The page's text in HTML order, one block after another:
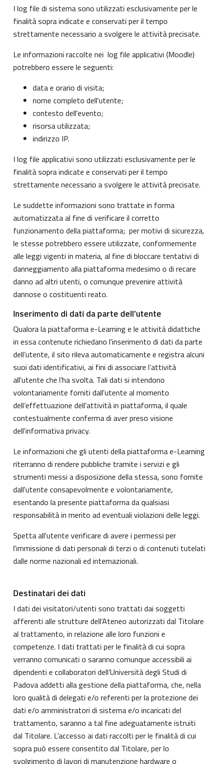
I log file di sistema sono utilizzati esclusivamente per le
finalità sopra indicate e conservati per il tempo
strettamente necessario a svolgere le attività precisate.
Le informazioni raccolte nei log file applicativi (Moodle)
potrebbero essere le seguenti:
data e orario di visita;
nome completo dell'utente;
contesto dell'evento;
risorsa utilizzata;
indirizzo IP.
I log file applicativi sono utilizzati esclusivamente per le
finalità sopra indicate e conservati per il tempo
strettamente necessario a svolgere le attività precisate.
Le suddette informazioni sono trattate in forma
automatizzata al fine di verificare il corretto
funzionamento della piattaforma; per motivi di sicurezza,
le stesse potrebbero essere utilizzate, conformemente
alle leggi vigenti in materia, al fine di bloccare tentativi di
danneggiamento alla piattaforma medesimo o di recare
danno ad altri utenti, o comunque prevenire attività
dannose o costituenti reato.
Inserimento di dati da parte dell’utente
Qualora la piattaforma e-Learning e le attività didattiche
in essa contenute richiedano l'inserimento di dati da parte
dell’utente, il sito rileva automaticamente e registra alcuni
suoi dati identificativi, ai fini di associare l’attività
all'utente che l’ha svolta. Tali dati si intendono
volontariamente forniti dall'utente al momento
dell’effettuazione dell’attività in piattaforma, il quale
contestualmente conferma di aver preso visione
dell'informativa privacy.
Le informazioni che gli utenti della piattaforma e-Learning
riterranno di rendere pubbliche tramite i servizi e gli
strumenti messi a disposizione della stessa, sono fornite
dall'utente consapevolmente e volontariamente,
esentando la presente piattaforma da qualsiasi
responsabilità in merito ad eventuali violazioni delle leggi.
Spetta all'utente verificare di avere i permessi per
l'immissione di dati personali di terzi o di contenuti tutelati
dalle norme nazionali ed internazionali.
Destinatari dei dati
I dati dei visitatori/utenti sono trattati dai soggetti
afferenti alle strutture dell’Ateneo autorizzati dal Titolare
al trattamento, in relazione alle loro funzioni e
competenze. I dati trattati per le finalità di cui sopra
verranno comunicati o saranno comunque accessibili ai
dipendenti e collaboratori dell’Università degli Studi di
Padova addetti alla gestione della piattaforma, che, nella
loro qualità di delegati e/o referenti per la protezione dei
dati e/o amministratori di sistema e/o incaricati del
trattamento, saranno a tal fine adeguatamente istruiti
dal Titolare. L’accesso ai dati raccolti per le finalità di cui
sopra può essere consentito dal Titolare, per lo
svolgimento di lavori di manutenzione hardware o